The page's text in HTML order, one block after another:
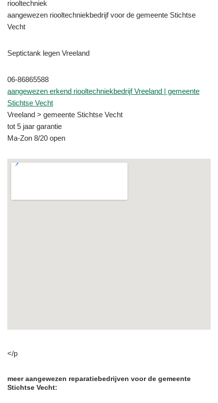
riooltechniek
aangewezen riooltechniekbedrijf voor de gemeente Stichtse
Vecht
Septictank legen Vreeland
06-86865588
aangewezen erkend riooltechniekbedrijf Vreeland | gemeente
Stichtse Vecht
Vreeland > gemeente Stichtse Vecht
tot 5 jaar garantie
Ma-Zon 8/20 open
</p
meer aangewezen reparatiebedrijven voor de gemeente
Stichtse Vecht: